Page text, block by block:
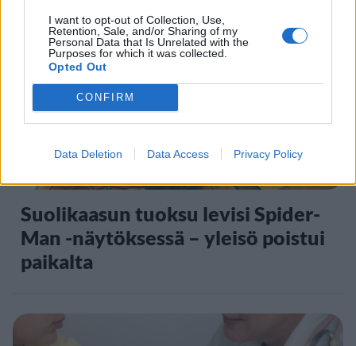
I want to opt-out of Collection, Use,
Retention, Sale, and/or Sharing of my
Personal Data that Is Unrelated with the
Purposes for which it was collected.
Opted Out
CONFIRM
Data Deletion Data Access Privacy Policy
5
VIIHDEUUTISET
Suolikaasun tuoksu levisi Spider-
Man -näytöksessä – yleisö poistui
paikalta